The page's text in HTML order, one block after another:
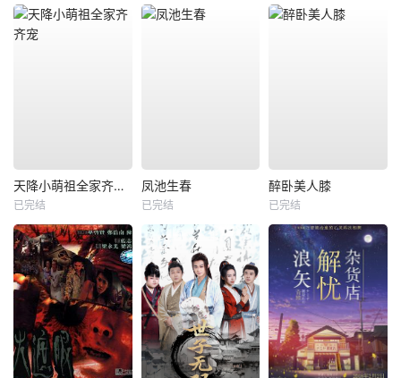
天降小萌祖全家齐齐宠
已完结
凤池生春
已完结
醉卧美人膝
已完结